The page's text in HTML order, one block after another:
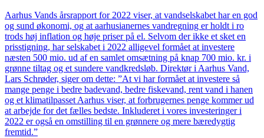
Aarhus Vands årsrapport for 2022 viser, at vandselskabet har en god
og sund økonomi, og at aarhusianernes vandregning er holdt i ro
trods høj inflation og høje priser på el. Selvom der ikke et sket en
prisstigning, har selskabet i 2022 alligevel formået at investere
næsten 500 mio. ud af en samlet omsætning på knap 700 mio. kr. i
grønne tiltag og et sundere vandkredsløb. Direktør i Aarhus Vand,
Lars Schrøder, siger om dette: ”At vi har formået at investere så
mange penge i bedre badevand, bedre fiskevand, rent vand i hanen
og et klimatilpasset Aarhus viser, at forbrugernes penge kommer ud
at arbejde for det fælles bedste. Inkluderet i vores investeringer i
2022 er også en omstilling til en grønnere og mere bæredygtig
fremtid.”